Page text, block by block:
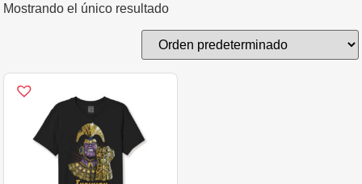
Mostrando el único resultado